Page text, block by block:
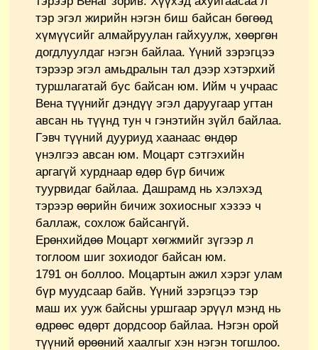
тэр эгэл жирийн нэгэн биш байсан бөгөөд
хүмүүсийг алмайруулан гайхуулж, хөөргөн
догдлуулдаг нэгэн байлаа. Үүний зэрэгцээ
тэрээр эгэл амьдралын тал дээр хэтэрхий
туршлагатай бус байсан юм. Ийм ч учраас
Вена түүнийг дэндүү эгэл даруугаар угтан
авсан нь түүнд тун ч гэнэтийн зүйл байлаа.
Гэвч түүний дууриуд хаанаас өндөр
үнэлгээ авсан юм. Моцарт сэтгэхийн
аргагүй хурднаар өдөр бүр бичиж
туурвидаг байлаа. Дашрамд нь хэлэхэд
тэрээр өөрийн бичиж зохиосныг хэзээ ч
баллаж, сохлож байсангүй.
Ерөнхийдөө Моцарт хөгжмийг зүгээр л
тоглоом шиг зохиодог байсан юм.
1791 он боллоо. Моцартын ажил хэрэг улам
бүр муудсаар байв. Үүний зэрэгцээ тэр
маш их ууж байсны уршгаар эрүүл мэнд нь
өдрөөс өдөрт дордсоор байлаа. Нэгэн орой
түүний өрөөний хаалгыг хэн нэгэн тогшлоо.